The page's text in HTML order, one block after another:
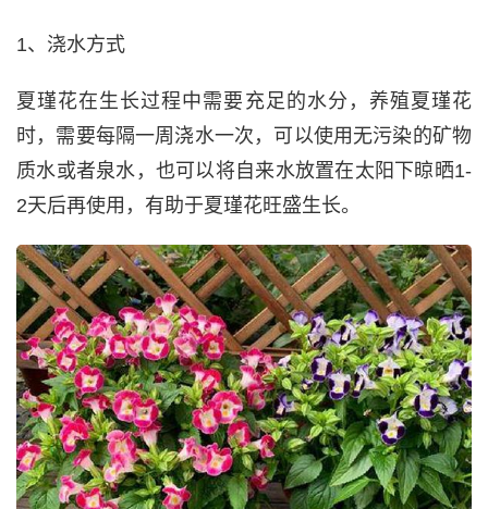
1、浇水方式
夏瑾花在生长过程中需要充足的水分，养殖夏瑾花
时，需要每隔一周浇水一次，可以使用无污染的矿物
质水或者泉水，也可以将自来水放置在太阳下晾晒1-
2天后再使用，有助于夏瑾花旺盛生长。